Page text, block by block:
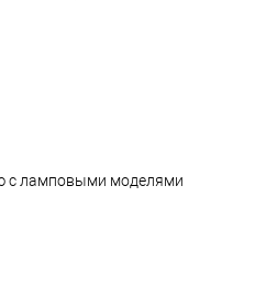
с ламповыми моделями